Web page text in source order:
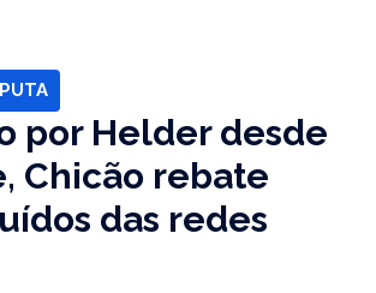
por Helder desde
Chicão rebate
das redes